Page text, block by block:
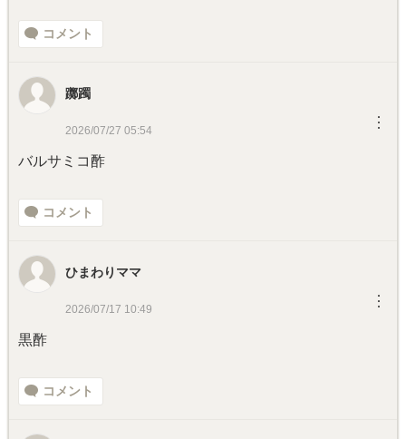
コメント
躑躅
2026/07/27 05:54 ︙
バルサミコ酢
コメント
ひまわりママ
2026/07/17 10:49 ︙
黒酢
コメント